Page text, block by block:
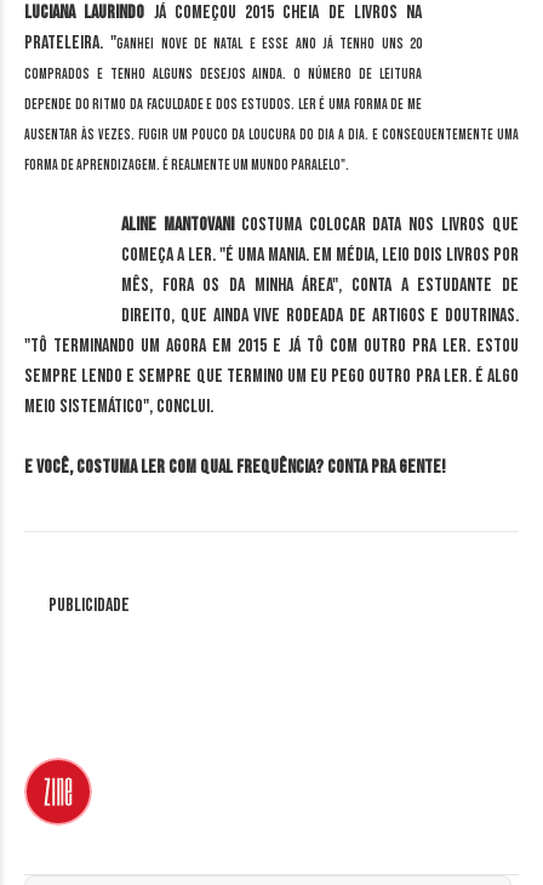
Luciana Laurindo já começou 2015 cheia de livros na
prateleira. "Ganhei nove de natal e esse ano já tenho uns 20
comprados e tenho alguns desejos ainda.O número de leitura
depende do ritmo da faculdade e dos estudos. Ler é uma forma de me
ausentar às vezes. Fugir um pouco da loucura do dia a dia. E consequentemente uma
forma de aprendizagem. É realmente um mundo paralelo".
Aline Mantovanicostuma colocar data nos livros que
começa a ler. "É uma mania. Em média, leio dois livros por
mês, fora os da minha área", conta a estudante de
Direito, que ainda vive rodeada de artigos e doutrinas.
"Tô terminando um agora em 2015 e já tô com outro pra ler. Estou
sempre lendo e sempre que termino um eu pego outro pra ler. É algo
meio sistemático", conclui.
E você, costuma ler com qual frequência? Conta pra gente!
Publicidade